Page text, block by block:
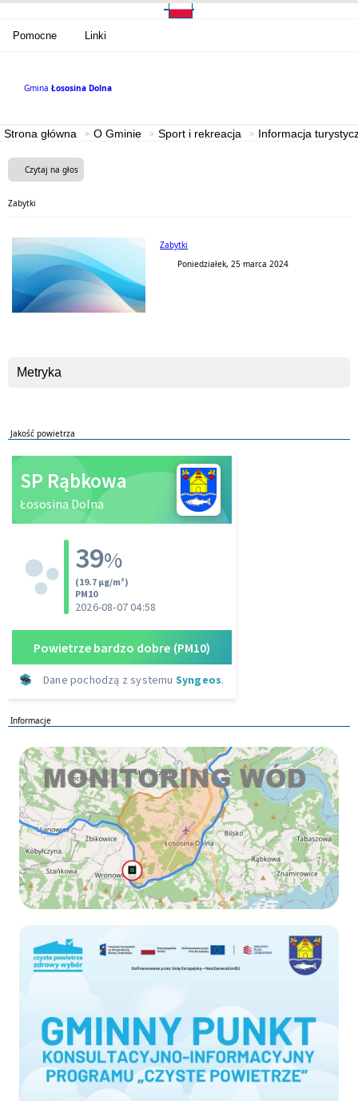
Pomocne Linki
Gmina Łososina Dolna
Strona główna O Gminie Sport i rekreacja Informacja
Czytaj na głos
Zabytki
Zabytki
Poniedziałek, 25 marca 2024
Metryka
Jakość powietrza
Informacje
Monitoring wod
Czyste-powietrze